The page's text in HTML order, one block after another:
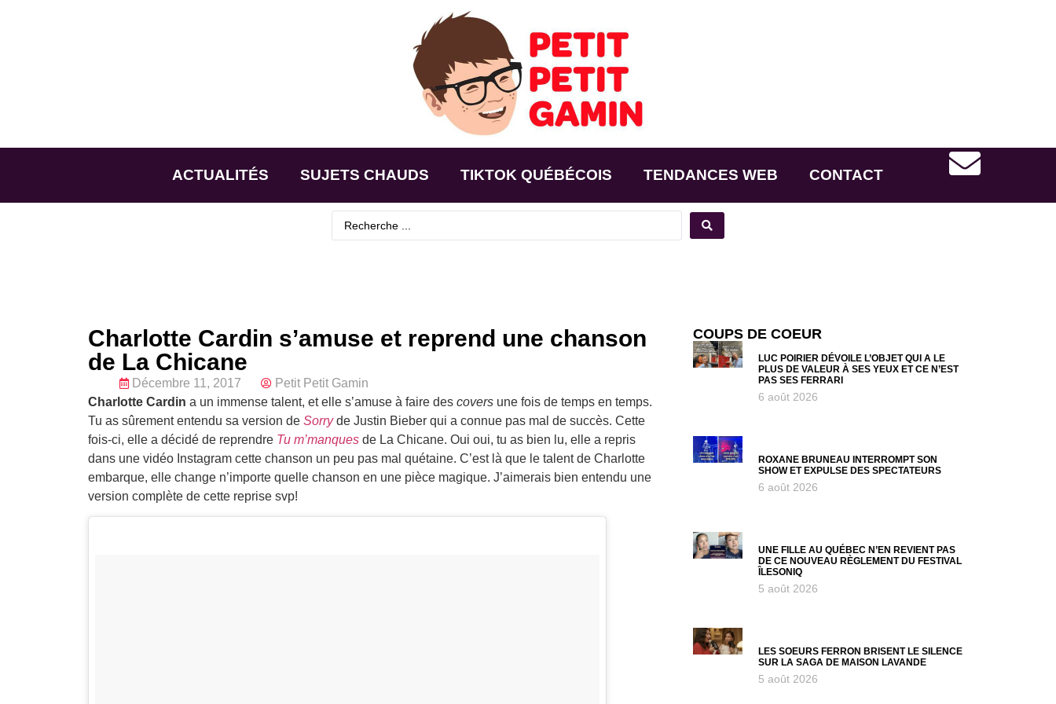
ACTUALITÉS SUJETS CHAUDS TIKTOK QUÉBÉCOIS TENDANCES WEB CONTACT
Charlotte Cardin s’amuse et reprend une chanson
de La Chicane
Décembre 11, 2017
Petit Petit Gamin
Charlotte Cardin a un immense talent, et elle s’amuse à faire des covers une fois de temps en temps.
Tu as sûrement entendu sa version de Sorryde Justin Bieber qui a connue pas mal de succès. Cette
fois-ci, elle a décidé de reprendre Tu m’manques de La Chicane. Oui oui, tu as bien lu, elle a repris
dans une vidéo Instagram cette chanson un peu pas mal quétaine. C’est là que le talent de Charlotte
embarque, elle change n’importe quelle chanson en une pièce magique. J’aimerais bien entendu une
version complète de cette reprise svp!
COUPS DE COEUR
LUC POIRIER DÉVOILE L’OBJET QUI A LE
PLUS DE VALEUR À SES YEUX ET CE N’EST
PAS SES FERRARI
6 août 2026
ROXANE BRUNEAU INTERROMPT SON
SHOW ET EXPULSE DES SPECTATEURS
6 août 2026
UNE FILLE AU QUÉBEC N’EN REVIENT PAS
DE CE NOUVEAU RÈGLEMENT DU FESTIVAL
ÎLESONIQ
5 août 2026
LES SOEURS FERRON BRISENT LE SILENCE
SUR LA SAGA DE MAISON LAVANDE
5 août 2026